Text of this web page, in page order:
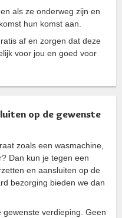
als ze onderweg zijn en
hun komst aan.
af en zorgen dat deze
voor jou en goed voor
op de gewenste
zoals een wasmachine,
Dan kun je tegen een
en aansluiten op de
bezorging bieden we dan
verdieping. Geen